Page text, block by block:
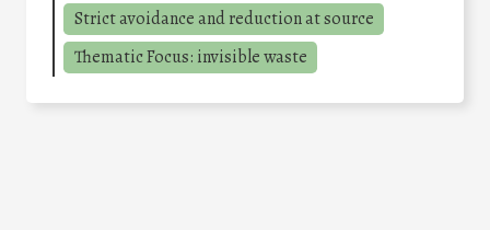
Strict avoidance and reduction at source
Thematic Focus: invisible waste